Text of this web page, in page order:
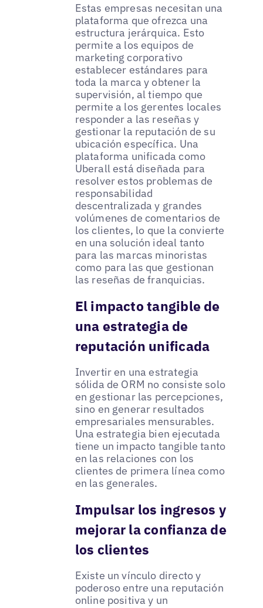
Estas empresas necesitan una
plataforma que ofrezca una
estructura jerárquica. Esto
permite a los equipos de
marketing corporativo
establecer estándares para
toda la marca y obtener la
supervisión, al tiempo que
permite a los gerentes locales
responder a las reseñas y
gestionar la reputación de su
ubicación específica. Una
plataforma unificada como
Uberall está diseñada para
resolver estos problemas de
responsabilidad
descentralizada y grandes
volúmenes de comentarios de
los clientes, lo que la convierte
en una solución ideal tanto
para las marcas minoristas
como para las que gestionan
las reseñas de franquicias.
El impacto tangible de
una estrategia de
reputación unificada
Invertir en una estrategia
sólida de ORM no consiste solo
en gestionar las percepciones,
sino en generar resultados
empresariales mensurables.
Una estrategia bien ejecutada
tiene un impacto tangible tanto
en las relaciones con los
clientes de primera línea como
en las generales.
Impulsar los ingresos y
mejorar la confianza de
los clientes
Existe un vínculo directo y
poderoso entre una reputación
online positiva y un